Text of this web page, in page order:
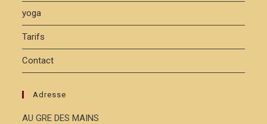
yoga
Tarifs
Contact
Adresse
AU GRE DES MAINS